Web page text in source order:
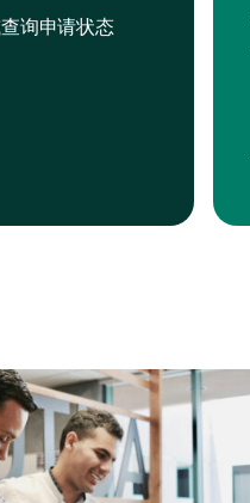
询申请状态